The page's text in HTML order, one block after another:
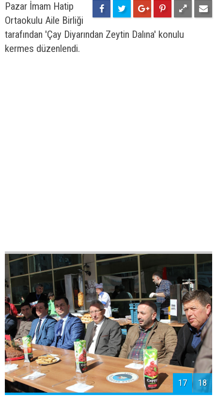
Pazar İmam Hatip
Ortaokulu Aile Birliği
tarafından 'Çay Diyarından Zeytin Dalına' konulu
kermes düzenlendi.
17 18